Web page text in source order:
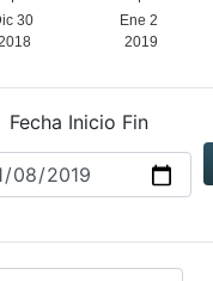
Fecha Inicio Fin